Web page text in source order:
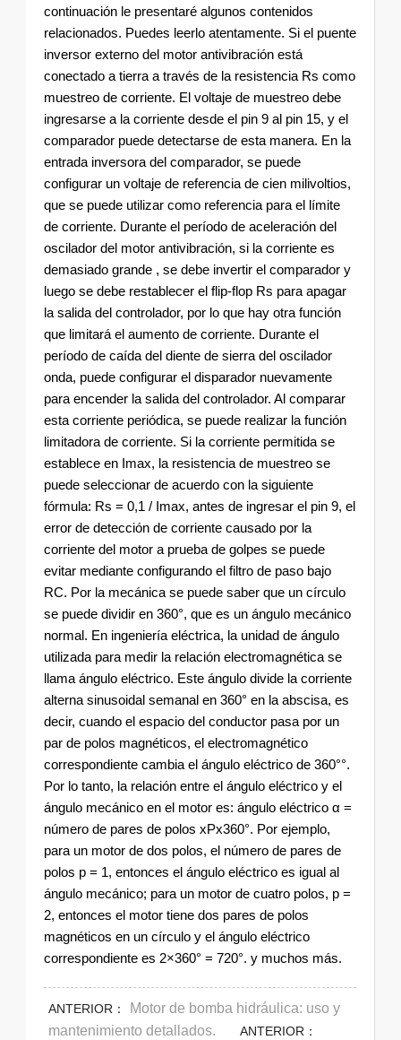
continuación le presentaré algunos contenidos
relacionados. Puedes leerlo atentamente. Si el puente
inversor externo del motor antivibración está
conectado a tierra a través de la resistencia Rs como
muestreo de corriente. El voltaje de muestreo debe
ingresarse a la corriente desde el pin 9 al pin 15, y el
comparador puede detectarse de esta manera. En la
entrada inversora del comparador, se puede
configurar un voltaje de referencia de cien milivoltios,
que se puede utilizar como referencia para el límite
de corriente. Durante el período de aceleración del
oscilador del motor antivibración, si la corriente es
demasiado grande , se debe invertir el comparador y
luego se debe restablecer el flip-flop Rs para apagar
la salida del controlador, por lo que hay otra función
que limitará el aumento de corriente. Durante el
período de caída del diente de sierra del oscilador
onda, puede configurar el disparador nuevamente
para encender la salida del controlador. Al comparar
esta corriente periódica, se puede realizar la función
limitadora de corriente. Si la corriente permitida se
establece en Imax, la resistencia de muestreo se
puede seleccionar de acuerdo con la siguiente
fórmula: Rs = 0,1 / Imax, antes de ingresar el pin 9, el
error de detección de corriente causado por la
corriente del motor a prueba de golpes se puede
evitar mediante configurando el filtro de paso bajo
RC. Por la mecánica se puede saber que un círculo
se puede dividir en 360°, que es un ángulo mecánico
normal. En ingeniería eléctrica, la unidad de ángulo
utilizada para medir la relación electromagnética se
llama ángulo eléctrico. Este ángulo divide la corriente
alterna sinusoidal semanal en 360° en la abscisa, es
decir, cuando el espacio del conductor pasa por un
par de polos magnéticos, el electromagnético
correspondiente cambia el ángulo eléctrico de 360°°.
Por lo tanto, la relación entre el ángulo eléctrico y el
ángulo mecánico en el motor es: ángulo eléctrico α =
número de pares de polos xPx360°. Por ejemplo,
para un motor de dos polos, el número de pares de
polos p = 1, entonces el ángulo eléctrico es igual al
ángulo mecánico; para un motor de cuatro polos, p =
2, entonces el motor tiene dos pares de polos
magnéticos en un círculo y el ángulo eléctrico
correspondiente es 2×360° = 720°. y muchos más.
ANTERIOR：
Motor de bomba hidráulica: uso y
mantenimiento detallados. ANTERIOR：